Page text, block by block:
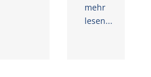
mehr
lesen...